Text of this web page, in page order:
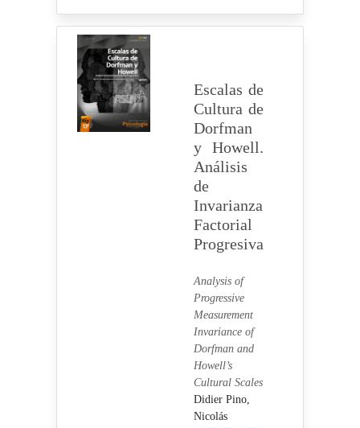
Escalas de
Cultura de
Dorfman
y Howell.
Análisis
de
Invarianza
Factorial
Progresiva
Analysis of
Progressive
Measurement
Invariance of
Dorfman and
Howell’s
Cultural Scales
Didier Pino,
Nicolás